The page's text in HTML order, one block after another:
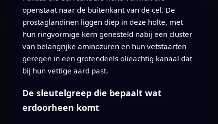
openstaat naar de buitenkant van de cel. De
prostaglandinen liggen diep in deze holte, met
hun ringvormige kern genesteld nabij een cluster
van belangrijke aminozuren en hun vetstaarten
geregen in een grotendeels olieachtig kanaal dat
bij hun vettige aard past.
De sleutelgreep die bepaalt wat
erdoorheen komt